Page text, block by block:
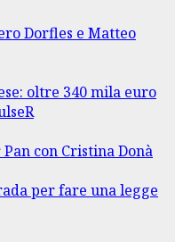
Dorfles e Matteo
oltre 340 mila euro
con Cristina Donà
per fare una legge